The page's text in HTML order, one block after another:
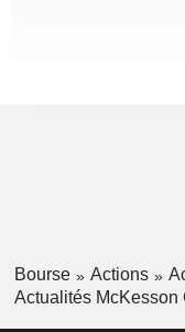
Bourse Actions
Actualités McKesson